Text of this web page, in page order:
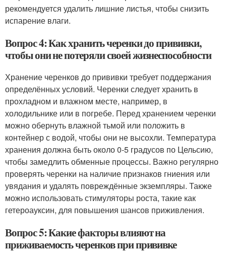
рекомендуется удалить лишние листья, чтобы снизить
испарение влаги.
Вопрос 4: Как хранить черенки до прививки,
чтобы они не потеряли своей жизнеспособности
Хранение черенков до прививки требует поддержания
определённых условий. Черенки следует хранить в
прохладном и влажном месте, например, в
холодильнике или в погребе. Перед хранением черенки
можно обернуть влажной тьмой или положить в
контейнер с водой, чтобы они не высохли. Температура
хранения должна быть около 0-5 градусов по Цельсию,
чтобы замедлить обменные процессы. Важно регулярно
проверять черенки на наличие признаков гниения или
увядания и удалять повреждённые экземпляры. Также
можно использовать стимуляторы роста, такие как
гетероауксин, для повышения шансов приживления.
Вопрос 5: Какие факторы влияют на
приживаемость черенков при прививке